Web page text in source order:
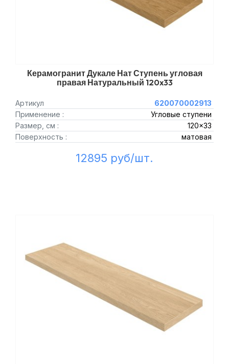
Керамогранит Дукале Нат Ступень угловая
правая Натуральный 120x33
Артикул
620070002913
Применение :
Угловые ступени
Размер, см :
120x33
Поверхность :
матовая
12895 руб/шт.